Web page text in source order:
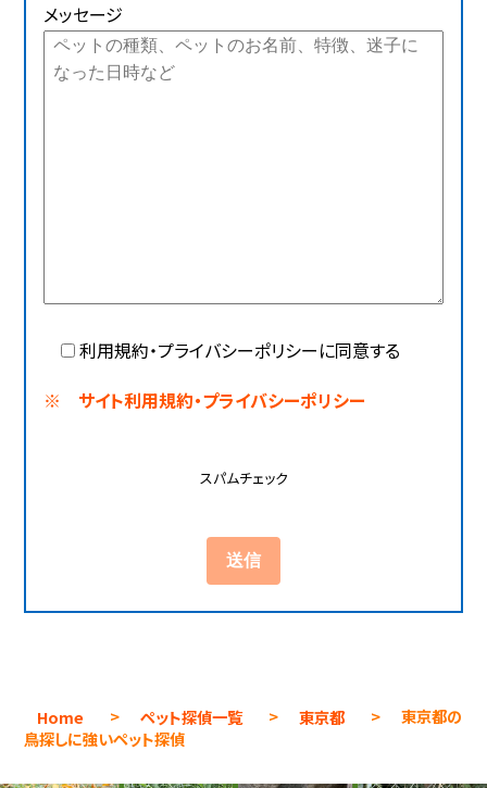
メッセージ
利用規約・プライバシーポリシーに同意する
※ サイト利用規約・プライバシーポリシー
スパムチェック
Home > ペット探偵一覧 > 東京都 >
東京都の
鳥探しに強いペット探偵